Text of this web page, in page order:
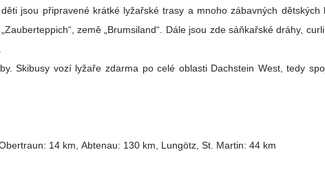
jsou připravené krátké lyžařské trasy a mnoho zábavných dětských
země „Brumsiland“. Dále jsou zde sáňkařské dráhy,
Skibusy vozí lyžaře zdarma po celé oblasti Dachstein West, tedy
14 km, Abtenau: 130 km, Lungötz, St. Martin: 44 km